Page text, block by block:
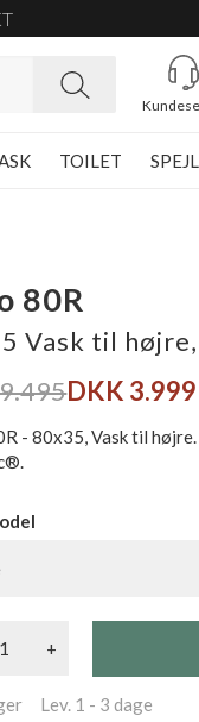
TOILET SPEJL
80R
Vask til
DKK 3.999
- 80x35, Vask til
+
Lev. 1 - 3 dage